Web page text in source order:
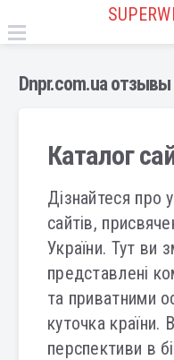
Dnpr.com.ua отзывы
Каталог
Дізнайтеся про
сайтів,
України. Тут ви
представлені
та приватними
куточка країни.
перспективи в